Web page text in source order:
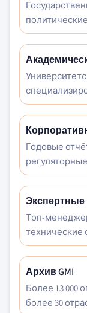
Годовые
Топ-
технические
Архив GMI
Более 13 000
более 30